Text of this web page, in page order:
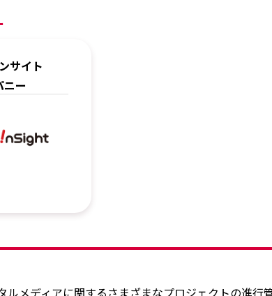
サイト
ニー
ルメディアに関するさまざまなプロジェクトの進行